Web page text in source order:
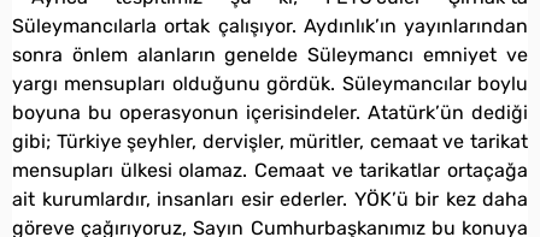
Süleymancılarla ortak çalışıyor. Aydınlık’ın yayınlarından
sonra önlem alanların genelde Süleymancı emniyet ve
yargı mensupları olduğunu gördük. Süleymancılar boylu
boyuna bu operasyonun içerisindeler. Atatürk’ün dediği
gibi; Türkiye şeyhler, dervişler, müritler, cemaat ve tarikat
mensupları ülkesi olamaz. Cemaat ve tarikatlar ortaçağa
ait kurumlardır, insanları esir ederler. YÖK’ü bir kez daha
göreve çağırıyoruz, Sayın Cumhurbaşkanımız bu konuya